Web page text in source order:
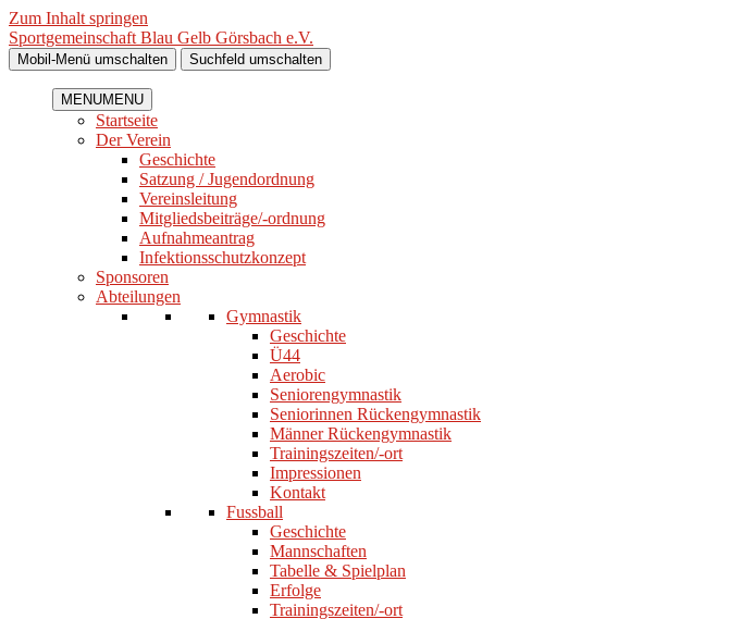
Zum Inhalt springen
Sportgemeinschaft Blau Gelb Görsbach e.V.
Mobil-Menü umschalten Suchfeld umschalten
MENUMENU
Startseite
Der Verein
Geschichte
Satzung / Jugendordnung
Vereinsleitung
Mitgliedsbeiträge/-ordnung
Aufnahmeantrag
Infektionsschutzkonzept
Sponsoren
Abteilungen
Gymnastik
Geschichte
Ü44
Aerobic
Seniorengymnastik
Seniorinnen Rückengymnastik
Männer Rückengymnastik
Trainingszeiten/-ort
Impressionen
Kontakt
Fussball
Geschichte
Mannschaften
Tabelle & Spielplan
Erfolge
Trainingszeiten/-ort